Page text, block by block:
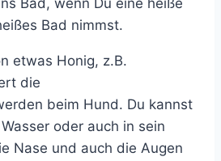
Bad, wenn Du eine heiße
Bad nimmst.
etwas Honig, z.B.
die
beim Hund. Du kannst
oder auch in sein
Nase und auch die Augen